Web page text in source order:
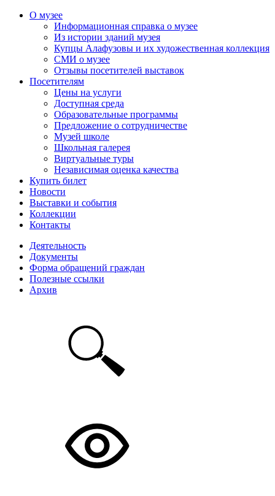
О музее
Информационная справка о музее
Из истории зданий музея
Купцы Алафузовы и их художественная коллекция
СМИ о музее
Отзывы посетителей выставок
Посетителям
Цены на услуги
Доступная среда
Образовательные программы
Предложение о сотрудничестве
Музей школе
Школьная галерея
Виртуальные туры
Независимая оценка качества
Купить билет
Новости
Выставки и события
Коллекции
Контакты
Деятельность
Документы
Форма обращений граждан
Полезные ссылки
Архив